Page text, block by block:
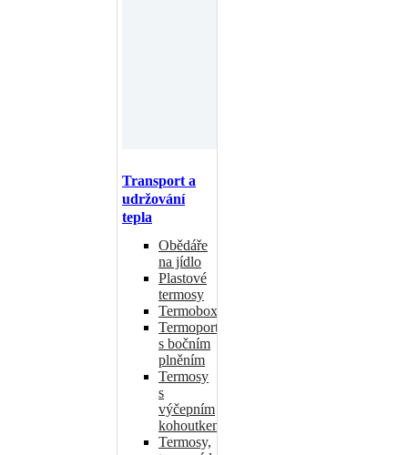
Transport a
udržování
tepla
Obědáře
na jídlo
Plastové
termosy
Termoboxy
Termoporty
s bočním
plněním
Termosy
s
výčepním
kohoutkem
Termosy,